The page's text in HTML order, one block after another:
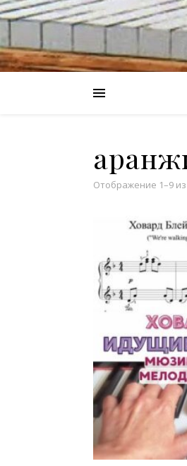
Отображение 1–9 из